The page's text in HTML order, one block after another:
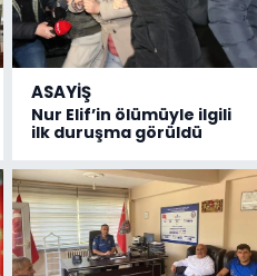
ASAYİŞ
Nur Elif’in ölümüyle ilgili
ilk duruşma görüldü